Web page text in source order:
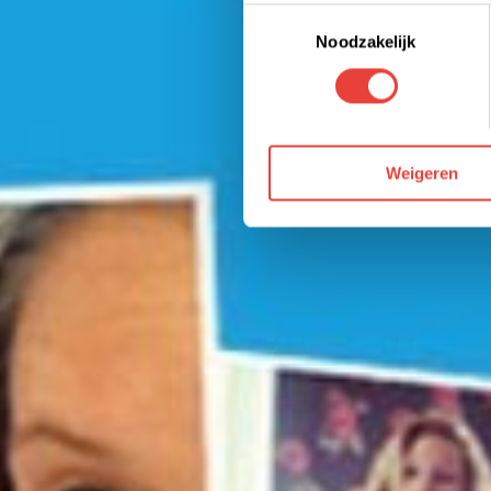
Je kunt jouw toestemming
We werken samen met
Noodzakelijk
Weigeren